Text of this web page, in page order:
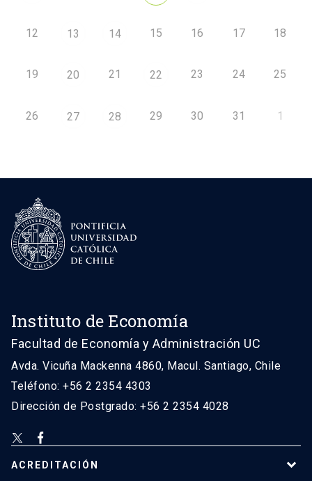
12 13 14 15 16 17 18
19 20 21 22 23 24 25
26 27 28 29 30 31 1
Instituto de Economía
Facultad de Economía y Administración UC
Avda. Vicuña Mackenna 4860, Macul. Santiago, Chile
Teléfono: +56 2 2354 4303
Dirección de Postgrado: +56 2 2354 4028
ACREDITACIÓN